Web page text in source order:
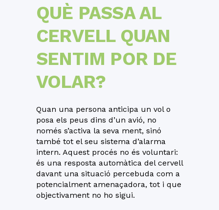
QUÈ PASSA AL
CERVELL QUAN
SENTIM POR DE
VOLAR?
Quan una persona anticipa un vol o
posa els peus dins d’un avió, no
només s’activa la seva ment, sinó
també tot el seu sistema d’alarma
intern. Aquest procés no és voluntari:
és una resposta automàtica del cervell
davant una situació percebuda com a
potencialment amenaçadora, tot i que
objectivament no ho sigui.